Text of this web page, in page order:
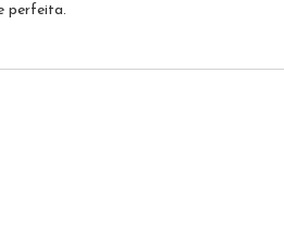
perfeita.